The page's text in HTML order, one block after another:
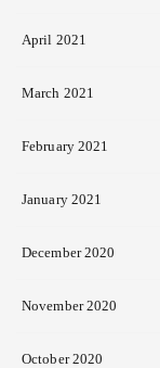
April 2021
March 2021
February 2021
January 2021
December 2020
November 2020
October 2020